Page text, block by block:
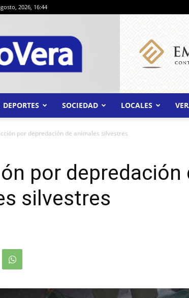
2026, 16:44
INFO
VERA
DEPORTES SOCIEDAD LOCALES
por depredación de animales silvestres
por depredación
silvestres